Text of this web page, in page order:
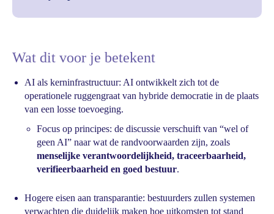
Wat dit voor je betekent
AI als kerninfrastructuur: AI ontwikkelt zich tot de
operationele ruggengraat van hybride democratie in de plaats
van een losse toevoeging.
Focus op principes: de discussie verschuift van “wel of
geen AI” naar wat de randvoorwaarden zijn, zoals
menselijke verantwoordelijkheid, traceerbaarheid,
verifieerbaarheid en goed bestuur.
Hogere eisen aan transparantie: bestuurders zullen systemen
verwachten die duidelijk maken hoe uitkomsten tot stand